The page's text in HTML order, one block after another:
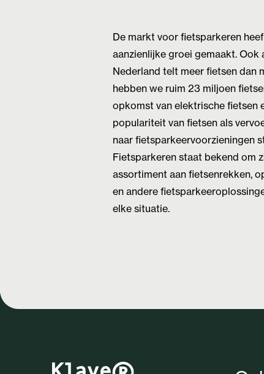
De markt voor fietsparkeren
aanzienlijke groei gemaakt.
Nederland telt meer fietsen dan
hebben we ruim 23 miljoen
opkomst van elektrische fietsen
populariteit van fietsen als
naar fietsparkeervoorzieningen
Fietsparkeren staat bekend om
assortiment aan fietsenrekken,
en andere
elke situatie.